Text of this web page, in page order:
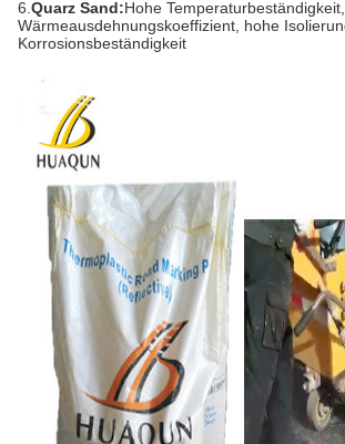
6. Quarz Sand:Hohe
Wärmeausdehnungskoeffizient, hohe
Korrosionsbeständigkeit